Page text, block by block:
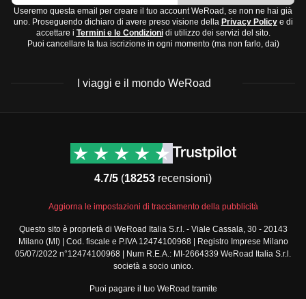
Useremo questa email per creare il tuo account WeRoad, se non ne hai già
uno. Proseguendo dichiaro di avere preso visione della Privacy Policye di
accettare i Termini e le Condizionidi utilizzo dei servizi del sito.
Puoi cancellare la tua iscrizione in ogni momento (ma non farlo, dai)
I viaggi e il mondo WeRoad
Viaggi di gruppo Nord
Viaggi di gruppo Centro
Viaggi di gruppo Sud
America
Viaggi di gruppo Africa
Viaggi di gruppo Medio
Viaggi di gruppo Asia
Contatti
Termini e condizioni
Condizioni generali
standard
Policy annullamento
viaggio
Cookie policy
4.7/5 (18253 recensioni)
Aggiorna le impostazioni di tracciamento della pubblicità
Questo sito è proprietà di WeRoad Italia S.r.l. - Viale Cassala, 30 - 20143
Milano (MI) | Cod. fiscale e P.IVA 12474100968 | Registro Imprese Milano
05/07/2022 n°12474100968 | Num R.E.A.: MI-2664339 WeRoad Italia S.r.l.
società a socio unico.
Puoi pagare il tuo WeRoad tramite